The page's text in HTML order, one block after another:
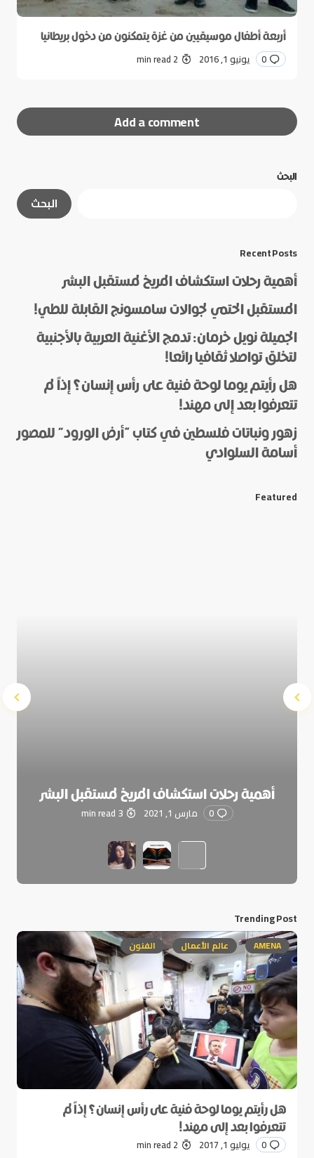
أربعة أطفال موسيقيين من غزة يتمكنون من دخول بريطانيا
0 يونيو 1, 2016 2 min read
Add a comment
الحقول الإلزامية
Name
*
E-mail
*
البحث
البحث
Recent Posts
أهمية رحلات استكشاف المريخ لمستقبل البشر
المستقبل الحتمي لجوالات سامسونج القابلة للطي!
الجميلة نويل خرمان: تدمج الأغنية العربية بالأجنبية
لتخلق تواصلا ثقافيا رائعا!
هل رأيتم يوما لوحة فنية على رأس إنسان؟ إذاً لم
تتعرفوا بعد إلى مهند!
زهور ونباتات فلسطين في كتاب “أرض الورود” للمصور
أسامة السلوادي
Featured
أهمية رحلات استكشاف المريخ لمستقبل البشر
0 مارس 1, 2021 3 min read
Trending Post
AMENA عالم الأعمال الفنون
هل رأيتم يوما لوحة فنية على رأس إنسان؟ إذاً لم
تتعرفوا بعد إلى مهند!
0 يوليو 1, 2017 2 min read